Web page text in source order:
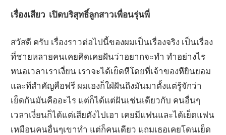
เรื่องเสียว เปิดบริสุทธิ์ลูกสาวเพื่อนรุ่นพี่
สวัสดี ครับ เรื่องราวต่อไปนี้ของผมเป็นเรื่องจริง เป็นเรื่อง
ที่ชายหลายคนเคยคิดเคยฝันว่าอยากจะทำ ทำอย่างไร
หนอเวลาเราเงี่ยน เราจะได้เย็ดหีโดยที่เจ้าของหียินยอม
และทีสำคัญคือฟรี ผมเองก็ใฝ่ฝันถึงมันมาตั้งแต่รู้จักว่า
เย็ดกันมันคืออะไร แต่ก็ได้แต่ฝันเช่นเดียวกับ คนอื่นๆ
เวลาเงี่ยนก็ได้แต่เสียตังไปเอา เคยมีแฟนและได้เย็ดแฟน
เหมือนคนอื่นๆเขาทำ แต่ก็คนเดียว แถมเธอเคยโดนเย็ด